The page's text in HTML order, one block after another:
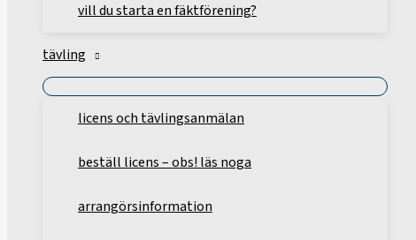
vill du starta en fäktförening?
tävling
licens och tävlingsanmälan
beställ licens – obs! läs noga
arrangörsinformation